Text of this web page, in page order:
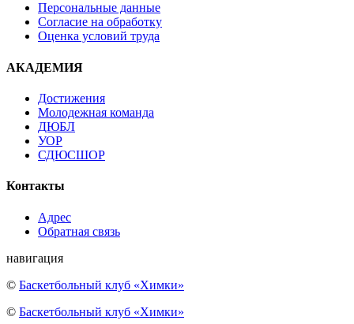
Персональные данные
Согласие на обработку
Оценка условий труда
АКАДЕМИЯ
Достижения
Молодежная команда
ДЮБЛ
УОР
СДЮСШОР
Контакты
Адрес
Обратная связь
навигация
© Баскетбольный клуб «Химки»
© Баскетбольный клуб «Химки»